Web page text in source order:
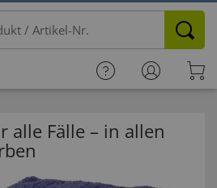
alle Fälle – in allen